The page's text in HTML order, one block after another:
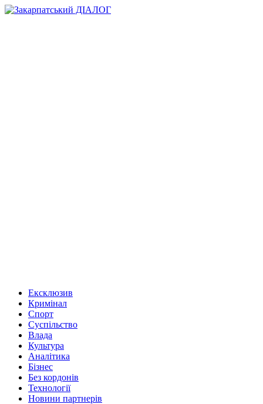
Ексклюзив
Кримінал
Спорт
Суспільство
Влада
Культура
Аналітика
Бізнес
Без кордонів
Технології
Новини партнерів